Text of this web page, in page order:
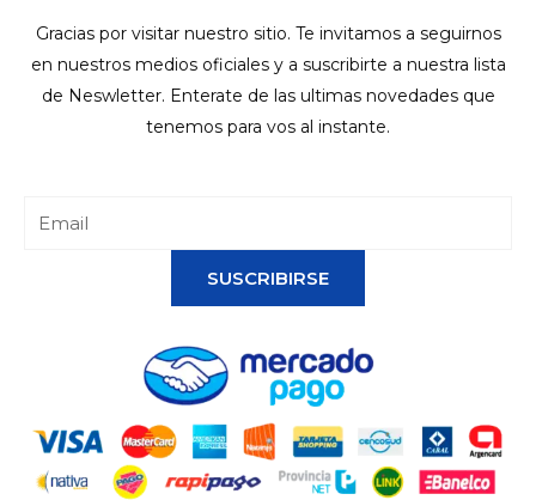
Gracias por visitar nuestro sitio. Te invitamos a seguirnos
en nuestros medios oficiales y a suscribirte a nuestra lista
de Neswletter. Enterate de las ultimas novedades que
tenemos para vos al instante.
SUSCRIBIRSE